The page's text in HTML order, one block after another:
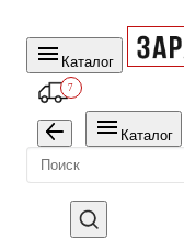
Каталог
7
Каталог